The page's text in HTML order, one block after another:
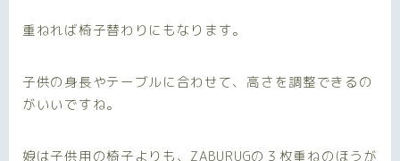
重ねれば椅子替わりにもなります。
子供の身長やテーブルに合わせて、高さを調整できるの
がいいですね。
娘は子供用の椅子よりも、ZABURUGの３枚重ねのほうが